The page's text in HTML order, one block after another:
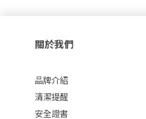
關於我們
品牌介紹
清潔提醒
安全證書